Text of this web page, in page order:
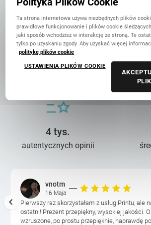
14 lat troski
4 tys.
autentycznych opinii
vnotm
16 Maja
Pierwszy raz skorzystałam z usług Printu, ale
ostatni! Prezent przepiękny, wysokiej jakości.
wzruszone, po prostu przepięknie, naprawdę
Ta strona internetowa używa niezbędnych plików
prawidłowe funkcjonowanie i plików cookie
jaki sposób wchodzisz w interakcję ze stroną. Te
tylko po uzyskaniu zgody. Aby uzyskać więcej
politykę plików cookie
USTAWIENIA PLIKÓW COOKIE